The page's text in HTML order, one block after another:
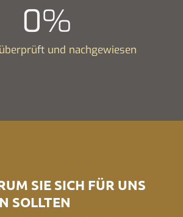
0%
und nachgewiesen
SIE SICH FÜR UNS
SOLLTEN